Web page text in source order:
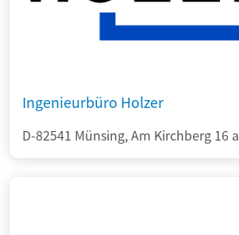
Ingenieurbüro Holzer
D-82541 Münsing, Am Kirchberg 16 a